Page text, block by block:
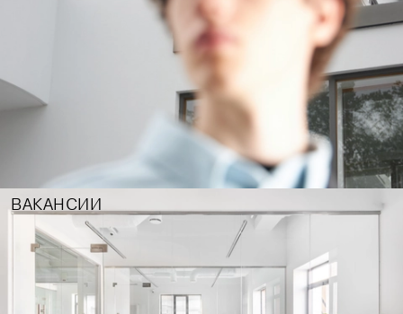
ВАКАНСИИ